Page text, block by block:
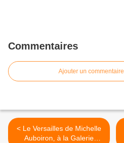
Commentaires
Ajouter un commentaire
< Le Versailles de Michelle
Auboiron, à la Galerie